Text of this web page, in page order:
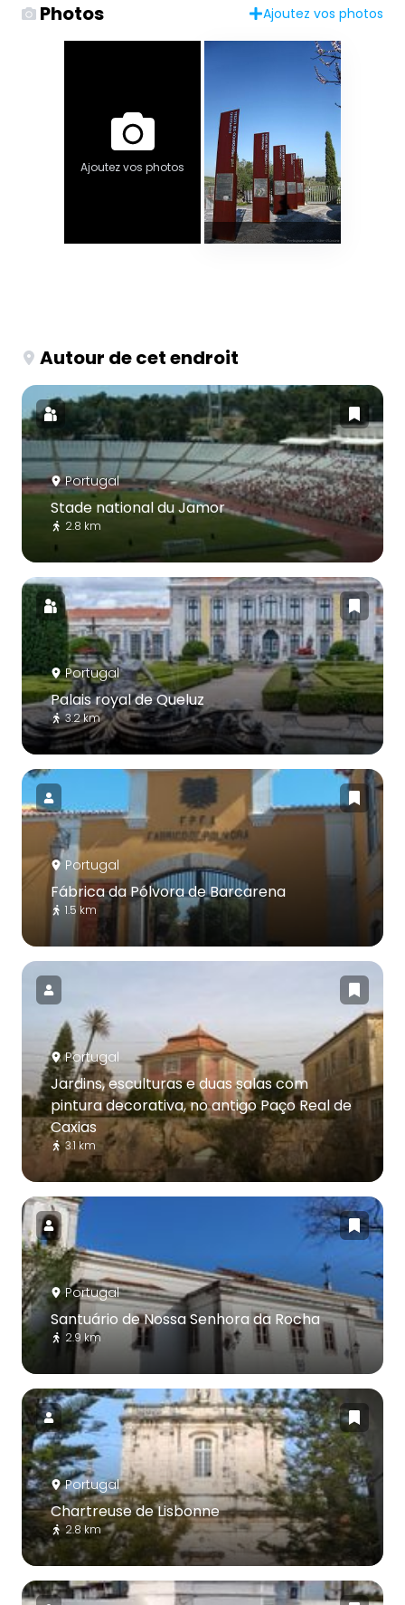
Photos Ajoutez vos photos
Ajoutez vos photos
Autour de cet endroit
Portugal
Stade national du Jamor
2.8 km
Portugal
Palais royal de Queluz
3.2 km
Portugal
Fábrica da Pólvora de Barcarena
1.5 km
Portugal
Jardins, esculturas e duas salas com
pintura decorativa, no antigo Paço Real de
Caxias
3.1 km
Portugal
Santuário de Nossa Senhora da Rocha
2.9 km
Portugal
Chartreuse de Lisbonne
2.8 km